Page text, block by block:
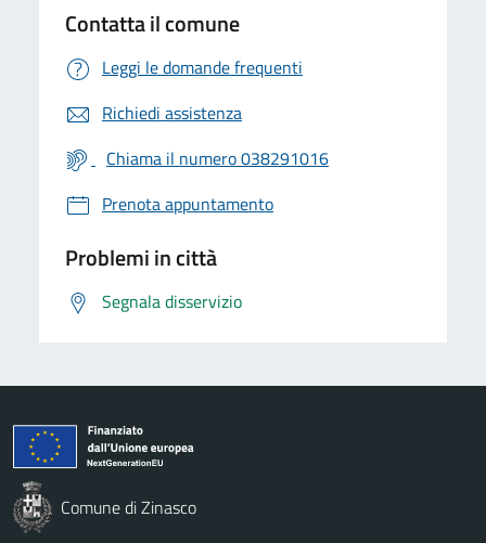
Contatta il comune
Leggi le domande frequenti
Richiedi assistenza
Chiama il numero 038291016
Prenota appuntamento
Problemi in città
Segnala disservizio
Comune di Zinasco